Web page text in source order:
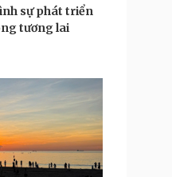
sự phát triển
tương lai